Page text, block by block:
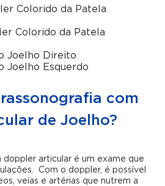
Colorido da Patela
Colorido da Patela
Joelho Direito
Joelho Esquerdo
com
de Joelho?
doppler articular é um exame que
Com o doppler, é possível
veias e artérias que nutrem a